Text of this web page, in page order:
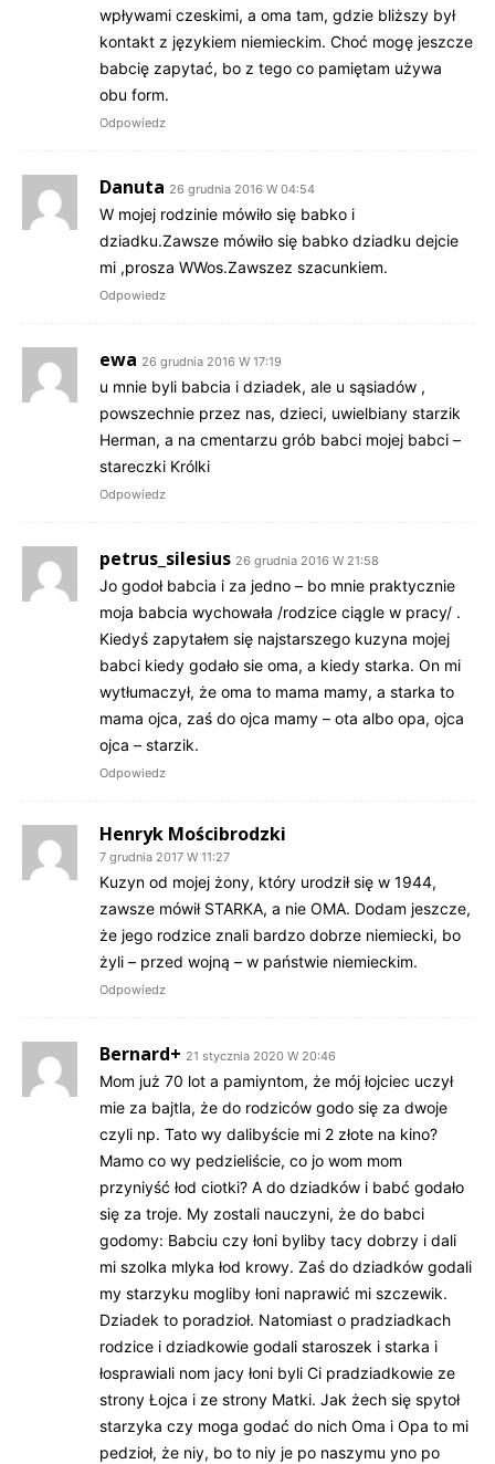
wpływami czeskimi, a oma tam, gdzie bliższy był
kontakt z językiem niemieckim. Choć mogę jeszcze
babcię zapytać, bo z tego co pamiętam używa
obu form.
Odpowiedz
Danuta 26 grudnia 2016 W 04:54
W mojej rodzinie mówiło się babko i
dziadku.Zawsze mówiło się babko dziadku dejcie
mi ,prosza WWos.Zawszez szacunkiem.
Odpowiedz
ewa 26 grudnia 2016 W 17:19
u mnie byli babcia i dziadek, ale u sąsiadów ,
powszechnie przez nas, dzieci, uwielbiany starzik
Herman, a na cmentarzu grób babci mojej babci –
stareczki Królki
Odpowiedz
petrus_silesius 26 grudnia 2016 W 21:58
Jo godoł babcia i za jedno – bo mnie praktycznie
moja babcia wychowała /rodzice ciągle w pracy/ .
Kiedyś zapytałem się najstarszego kuzyna mojej
babci kiedy godało sie oma, a kiedy starka. On mi
wytłumaczył, że oma to mama mamy, a starka to
mama ojca, zaś do ojca mamy – ota albo opa, ojca
ojca – starzik.
Odpowiedz
Henryk Mościbrodzki
7 grudnia 2017 W 11:27
Kuzyn od mojej żony, który urodził się w 1944,
zawsze mówił STARKA, a nie OMA. Dodam jeszcze,
że jego rodzice znali bardzo dobrze niemiecki, bo
żyli – przed wojną – w państwie niemieckim.
Odpowiedz
Bernard+ 21 stycznia 2020 W 20:46
Mom już 70 lot a pamiyntom, że mój łojciec uczył
mie za bajtla, że do rodziców godo się za dwoje
czyli np. Tato wy dalibyście mi 2 złote na kino?
Mamo co wy pedzieliście, co jo wom mom
przyniyść łod ciotki? A do dziadków i babć godało
się za troje. My zostali nauczyni, że do babci
godomy: Babciu czy łoni byliby tacy dobrzy i dali
mi szolka mlyka łod krowy. Zaś do dziadków godali
my starzyku mogliby łoni naprawić mi szczewik.
Dziadek to poradzioł. Natomiast o pradziadkach
rodzice i dziadkowie godali staroszek i starka i
łosprawiali nom jacy łoni byli Ci pradziadkowie ze
strony Łojca i ze strony Matki. Jak żech się spytoł
starzyka czy moga godać do nich Oma i Opa to mi
pedzioł, że niy, bo to niy je po naszymu yno po